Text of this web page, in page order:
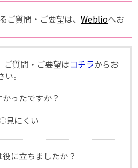
ご質問・ご要望は、Weblioへお
ご質問・ご要望はコチラからお
。
ったですか？
見にくい
に立ちましたか？